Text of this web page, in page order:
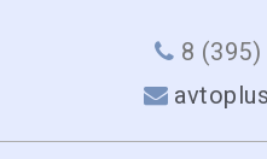
8